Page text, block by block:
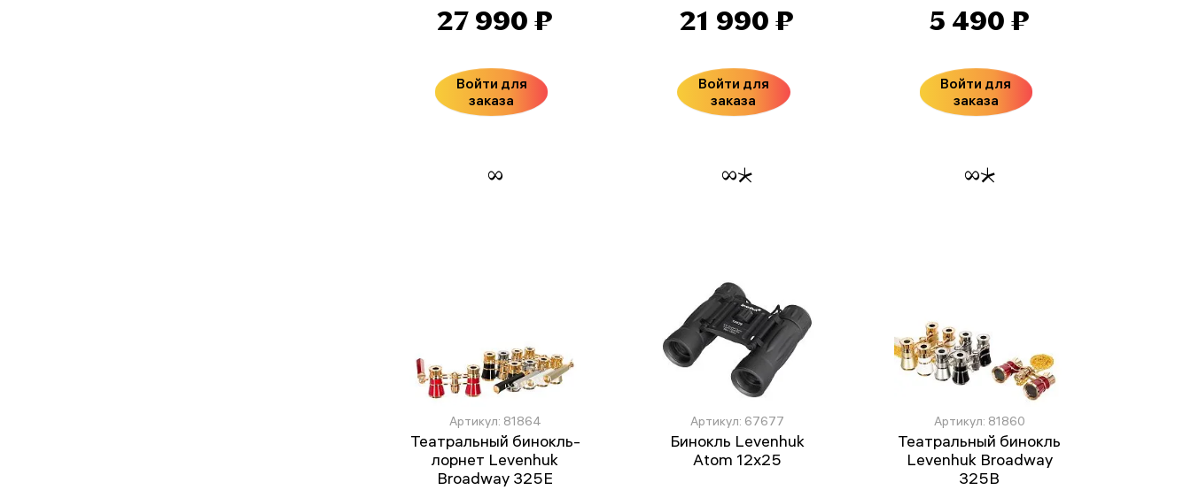
27 990 ₽
Войти для
заказа
21 990 ₽
Войти для
заказа
5 490 ₽
Войти для
заказа
Артикул: 81864
Театральный бинокль-
лорнет Levenhuk
Broadway 325E
Артикул: 67677
Бинокль Levenhuk
Atom 12x25
Артикул: 81860
Театральный бинокль
Levenhuk Broadway
325B